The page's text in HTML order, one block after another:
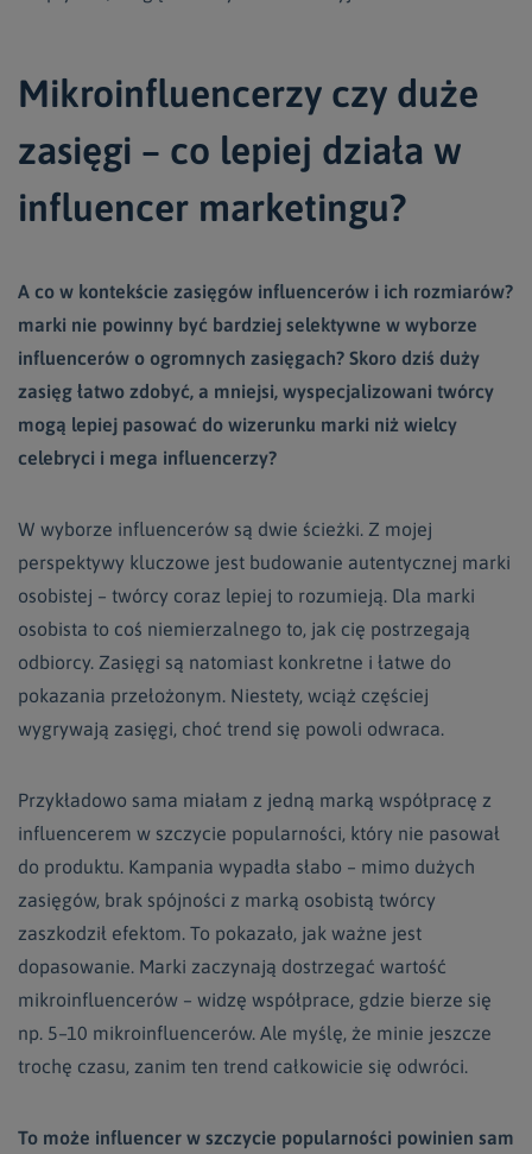
Mikroinfluencerzy czy duże
zasięgi – co lepiej działa w
influencer marketingu?
A co w kontekście zasięgów influencerów i ich rozmiarów?
marki nie powinny być bardziej selektywne w wyborze
influencerów o ogromnych zasięgach? Skoro dziś duży
zasięg łatwo zdobyć, a mniejsi, wyspecjalizowani twórcy
mogą lepiej pasować do wizerunku marki niż wielcy
celebryci i mega influencerzy?
W wyborze influencerów są dwie ścieżki. Z mojej
perspektywy kluczowe jest budowanie autentycznej marki
osobistej – twórcy coraz lepiej to rozumieją. Dla marki
osobista to coś niemierzalnego to, jak cię postrzegają
odbiorcy. Zasięgi są natomiast konkretne i łatwe do
pokazania przełożonym. Niestety, wciąż częściej
wygrywają zasięgi, choć trend się powoli odwraca.
Przykładowo sama miałam z jedną marką współpracę z
influencerem w szczycie popularności, który nie pasował
do produktu. Kampania wypadła słabo – mimo dużych
zasięgów, brak spójności z marką osobistą twórcy
zaszkodził efektom. To pokazało, jak ważne jest
dopasowanie. Marki zaczynają dostrzegać wartość
mikroinfluencerów – widzę współprace, gdzie bierze się
np. 5–10 mikroinfluencerów. Ale myślę, że minie jeszcze
trochę czasu, zanim ten trend całkowicie się odwróci.
To może influencer w szczycie popularności powinien sam